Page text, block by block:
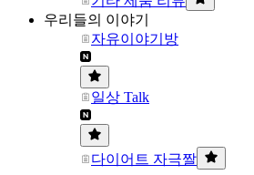
우리들의 이야기
자유이야기방
일상 Talk
다이어트 자극짤